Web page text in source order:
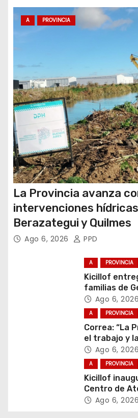
t
r
a
d
a
s
A PROVINCIA
La Provincia avanza
intervenciones
Berazategui y Quilmes
Ago 6, 2026 PPD
A PROVINCIA
Kicillof
familias de
Ago 6, 2026
A PROVINCIA
Correa: “La
el trabajo y
puertos y
Ago 6, 2026
A PROVINCIA
Kicillof
Centro de
la Salud
Ago 6, 2026